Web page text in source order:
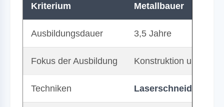
Kriterium Metallbauer
Ausbildungsdauer 3,5 Jahre
Fokus der Ausbildung Konstruktion und
Techniken Laserschneiden